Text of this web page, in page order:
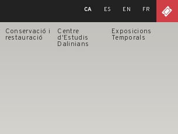
CA ES EN FR
Conservació i
restauració
Centre
d'Estudis
Dalinians
Exposicions
Temporals